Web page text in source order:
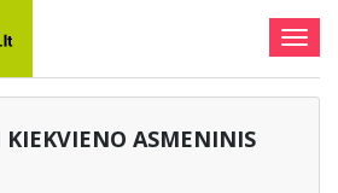
KIEKVIENO ASMENINIS